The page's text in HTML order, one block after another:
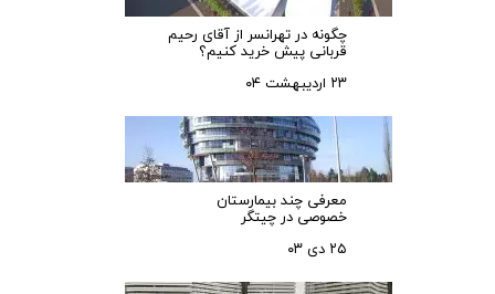
چگونه در تهرانسر از آقای رحیم
قربانی پیش خرید کنیم؟
۲۳ اردیبهشت ۰۴
معرفی چند بیمارستان
خصوصی در چیتگر
۲۵ دی ۰۳